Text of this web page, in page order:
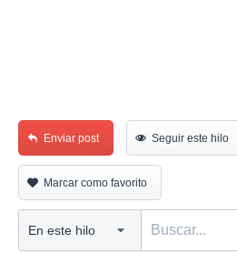
Enviar post Seguir este hilo
Marcar como favorito